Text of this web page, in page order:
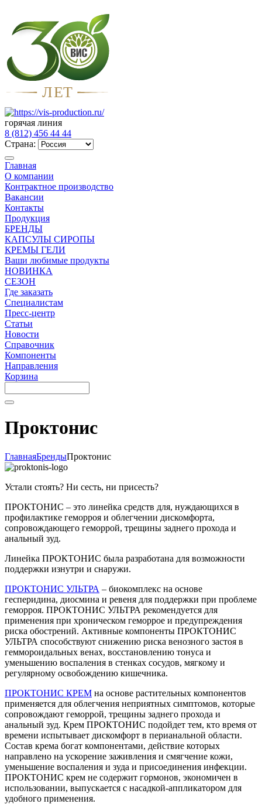
ЛЕТ
горячая линия
8 (812) 456 44 44
Страна:
Главная
О компании
Контрактное производство
Вакансии
Контакты
Продукция
БРЕНДЫ
КАПСУЛЫ СИРОПЫ
КРЕМЫ ГЕЛИ
Ваши любимые продукты
НОВИНКА
СЕЗОН
Где заказать
Специалистам
Пресс-центр
Статьи
Новости
Справочник
Компоненты
Направления
Корзина
Проктонис
ГлавнаяБрендыПроктонис
Устали стоять? Ни сесть, ни присесть?
ПРОКТОНИС – это линейка средств для, нуждающихся в
профилактике геморроя и облегчении дискомфорта,
сопровождающего геморрой, трещины заднего прохода и
анальный зуд.
Линейка ПРОКТОНИС была разработана для возможности
поддержки изнутри и снаружи.
ПРОКТОНИС УЛЬТРА – биокомплекс на основе
гесперидина, диосмина и ревеня для поддержки при проблеме
геморроя. ПРОКТОНИС УЛЬТРА рекомендуется для
применения при хроническом геморрое и предупреждения
риска обострений. Активные компоненты ПРОКТОНИС
УЛЬТРА способствуют снижению риска венозного застоя в
геммороидальных венах, восстановлению тонуса и
уменьшению воспаления в стенках сосудов, мягкому и
регулярному освобождению кишечника.
ПРОКТОНИС КРЕМ на основе растительных компонентов
применяется для облегчения неприятных симптомов, которые
сопровождают геморрой, трещины заднего прохода и
анальный зуд. Крем ПРОКТОНИС подойдет тем, кто время от
времени испытывает дискомфорт в перианальной области.
Состав крема богат компонентами, действие которых
направлено на ускорение заживления и смягчение кожи,
уменьшение воспаления и зуда и присоединения инфекции.
ПРОКТОНИС крем не содержит гормонов, экономичен в
использовании, выпускается с насадкой-аппликатором для
удобного применения.